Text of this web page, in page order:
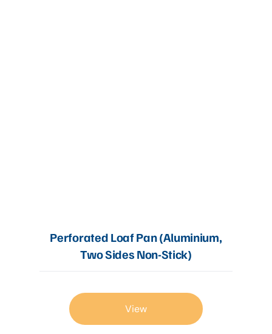
Perforated Loaf Pan (Aluminium,
Two Sides Non-Stick)
View